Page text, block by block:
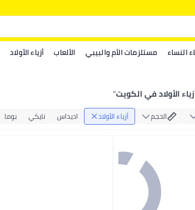
النساء مستلزمات الأم والبيبي الألعاب أزياء الأولاد
الأولاد في الكويت"
الحجم أزياء الأولاد اديداس نايكي بوما